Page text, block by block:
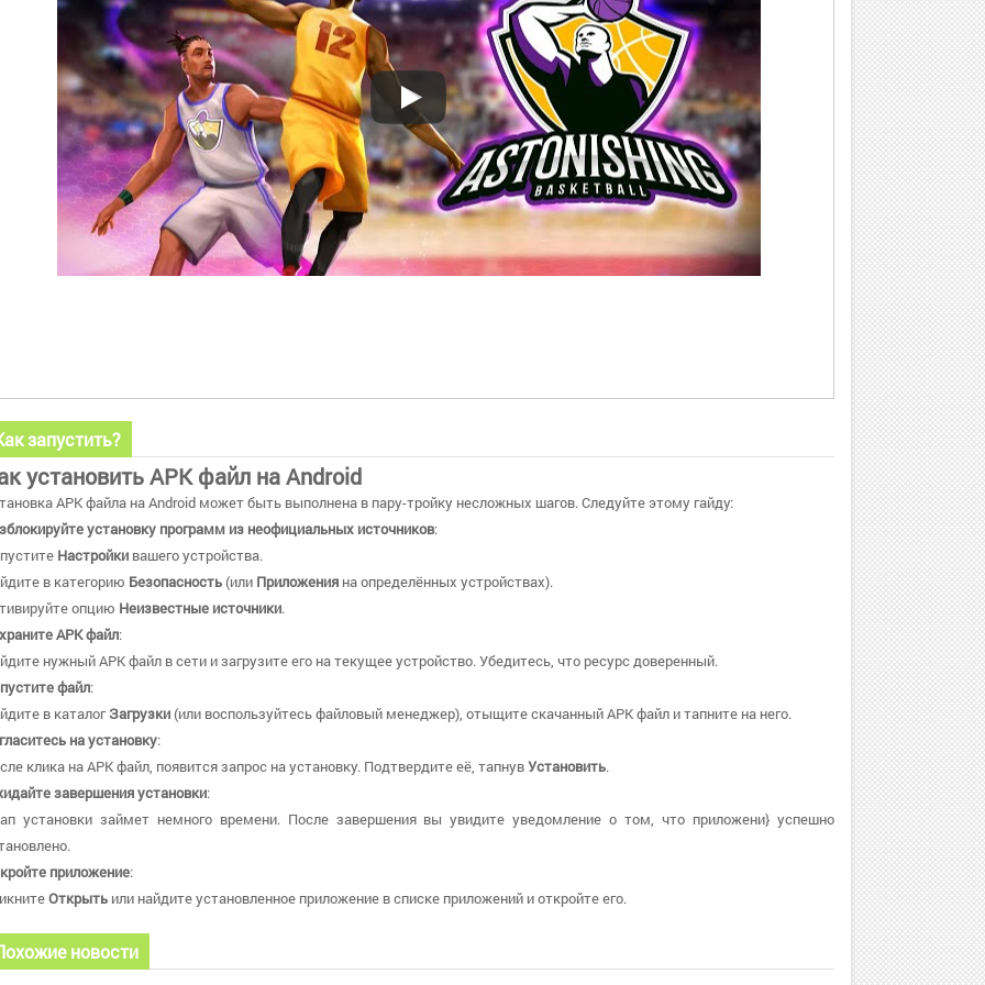
запустить?
установить APK файл на Android
APK файла на Android может быть выполнена в пару-тройку несложных шагов. Следуйте этому гайду:
установку программ из неофициальных источников:
Настройки вашего устройства.
в категорию Безопасность (или Приложения на определённых устройствах).
опцию Неизвестные источники.
APK файл:
нужный APK файл в сети и загрузите его на текущее устройство. Убедитесь, что ресурс доверенный.
файл:
в каталогЗагрузки (или воспользуйтесь файловый менеджер), отыщите скачанный APK файл и тапните на него.
на установку:
клика на APK файл, появится запрос на установку. Подтвердите её, тапнувУстановить.
завершения установки:
установки займет немного времени. После завершения вы увидите уведомление о том, что приложени} успешно
приложение:
Открыть или найдите установленное приложение в списке приложений и откройте его.
новости